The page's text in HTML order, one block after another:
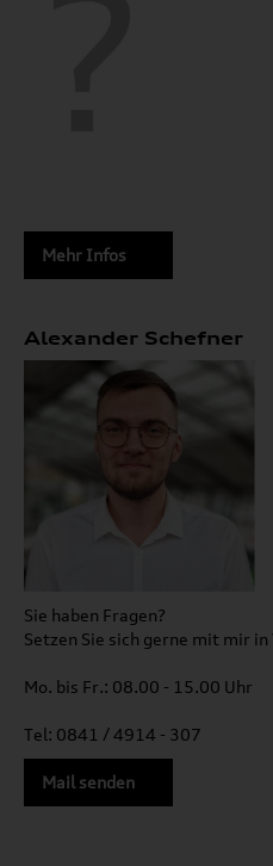
Mehr Infos
Alexander Schefner
Sie haben Fragen?
Setzen Sie sich gerne mit mir in
Mo. bis Fr.: 08.00 - 15.00 Uhr
Tel: 0841 / 4914 - 307
Mail senden